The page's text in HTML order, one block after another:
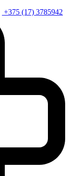
+375 (17) 3785942